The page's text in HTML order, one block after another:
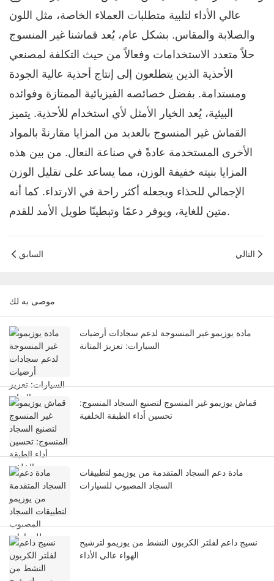
عالي الأداء لتلبية متطلبات العملاء الخاصة، مثل اللون
والصلابة والمقاس. بشكل عام، يُعد قماشنا غير المنسوج
حلاً متعدد الاستخدامات وفعالاً من حيث التكلفة لمصنعي
الأحذية الذين يتطلعون إلى إنتاج أحذية عالية الجودة
ومستدامة. بفضل خصائصه الفيزيائية الممتازة وفوائده
البيئية، يُعد الخيار الأمثل لأي استخدام للأحذية. يتميز
القماش غير المنسوج بالعديد من المزايا مقارنةً بالمواد
الأخرى المستخدمة عادةً في صناعة النعال. من بين هذه
المزايا بنيته خفيفة الوزن، مما يساعد على تقليل الوزن
الإجمالي للحذاء ويجعله أكثر راحة في الارتداء. كما أنه
متين للغاية، ويوفر دعمًا وتبطينًا طويل الأمد للقدم.
السابق التالي
موصى به لك
مادة يوزيمو غير المنسوجة لدعم سجادات أرضيات
السيارات: تعزيز المتانة
قماش يوزيمو غير المنسوج لتصنيع السجاد المنسوج:
تحسين أداء الطبقة الخلفية
مادة دعم السجاد المتقدمة من يوزيمو لتطبيقات
السجاد المصبوب للسيارات
نسيج داعم لفلتر الكربون النشط من يوزيمو لترشيح
الهواء عالي الأداء